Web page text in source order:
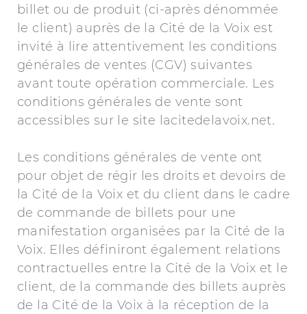
billet ou de produit (ci-après dénommée
le client) auprès de la Cité de la Voix est
invité à lire attentivement les conditions
générales de ventes (CGV) suivantes
avant toute opération commerciale. Les
conditions générales de vente sont
accessibles sur le site lacitedelavoix.net.
Les conditions générales de vente ont
pour objet de régir les droits et devoirs de
la Cité de la Voix et du client dans le cadre
de commande de billets pour une
manifestation organisées par la Cité de la
Voix. Elles définiront également relations
contractuelles entre la Cité de la Voix et le
client, de la commande des billets auprès
de la Cité de la Voix à la réception de la